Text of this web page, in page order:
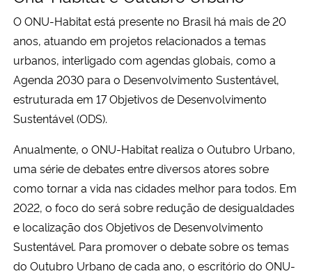
O ONU-Habitat está presente no Brasil há mais de 20
anos, atuando em projetos relacionados a temas
urbanos, interligado com agendas globais, como a
Agenda 2030 para o Desenvolvimento Sustentável,
estruturada em 17 Objetivos de Desenvolvimento
Sustentável (ODS).
Anualmente, o ONU-Habitat realiza o Outubro Urbano,
uma série de debates entre diversos atores sobre
como tornar a vida nas cidades melhor para todos. Em
2022, o foco do será sobre redução de desigualdades
e localização dos Objetivos de Desenvolvimento
Sustentável. Para promover o debate sobre os temas
do Outubro Urbano de cada ano, o escritório do ONU-